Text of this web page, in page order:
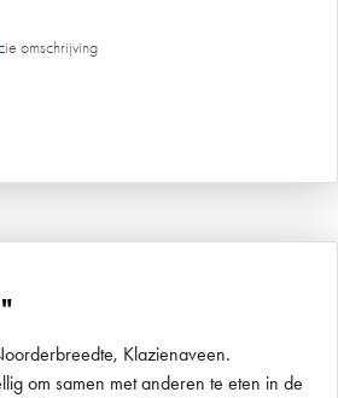
omschrijving
Klazienaveen.
om samen met anderen te eten in de